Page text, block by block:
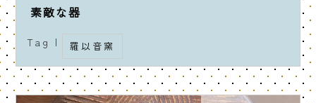
素敵な器
Tag | 羅以音窯